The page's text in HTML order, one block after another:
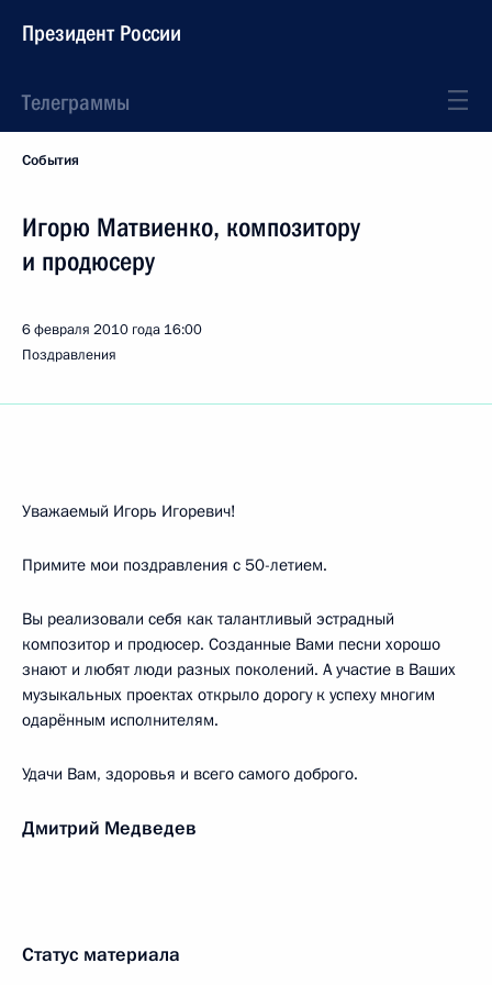
Президент России
Телеграммы
События
Игорю Матвиенко, композитору
и продюсеру
6 февраля 2010 года 16:00
Поздравления
Уважаемый Игорь Игоревич!
Примите мои поздравления с 50-летием.
Вы реализовали себя как талантливый эстрадный
композитор и продюсер. Созданные Вами песни хорошо
знают и любят люди разных поколений. А участие в Ваших
музыкальных проектах открыло дорогу к успеху многим
одарённым исполнителям.
Удачи Вам, здоровья и всего самого доброго.
Дмитрий Медведев
Статус материала